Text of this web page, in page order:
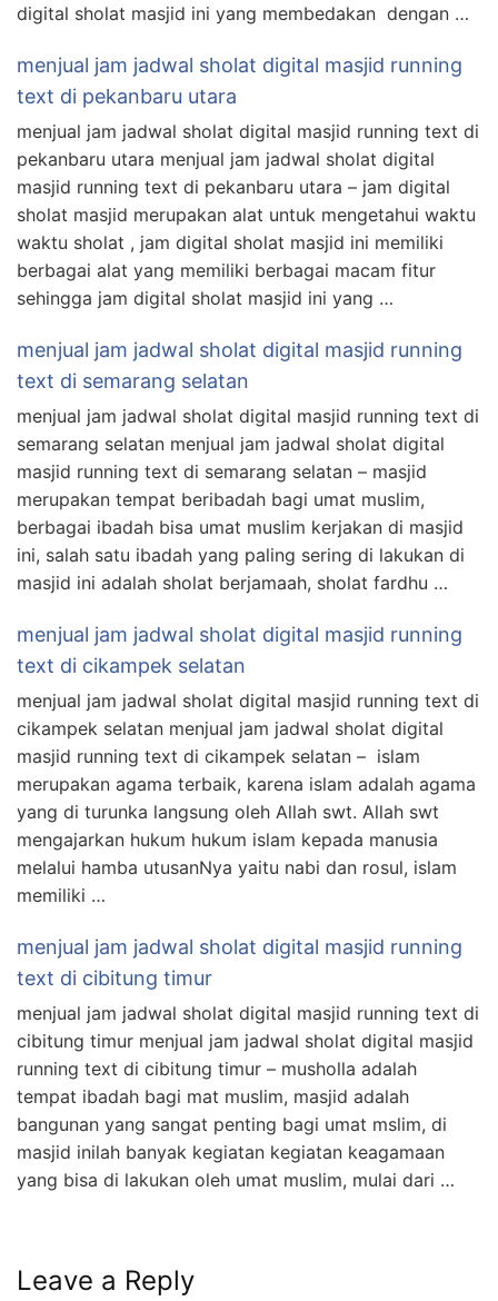
digital sholat masjid ini yang membedakan dengan …
menjual jam jadwal sholat digital masjid running
text di pekanbaru utara
menjual jam jadwal sholat digital masjid running text di
pekanbaru utara menjual jam jadwal sholat digital
masjid running text di pekanbaru utara – jam digital
sholat masjid merupakan alat untuk mengetahui waktu
waktu sholat , jam digital sholat masjid ini memiliki
berbagai alat yang memiliki berbagai macam fitur
sehingga jam digital sholat masjid ini yang …
menjual jam jadwal sholat digital masjid running
text di semarang selatan
menjual jam jadwal sholat digital masjid running text di
semarang selatan menjual jam jadwal sholat digital
masjid running text di semarang selatan – masjid
merupakan tempat beribadah bagi umat muslim,
berbagai ibadah bisa umat muslim kerjakan di masjid
ini, salah satu ibadah yang paling sering di lakukan di
masjid ini adalah sholat berjamaah, sholat fardhu …
menjual jam jadwal sholat digital masjid running
text di cikampek selatan
menjual jam jadwal sholat digital masjid running text di
cikampek selatan menjual jam jadwal sholat digital
masjid running text di cikampek selatan – islam
merupakan agama terbaik, karena islam adalah agama
yang di turunka langsung oleh Allah swt. Allah swt
mengajarkan hukum hukum islam kepada manusia
melalui hamba utusanNya yaitu nabi dan rosul, islam
memiliki …
menjual jam jadwal sholat digital masjid running
text di cibitung timur
menjual jam jadwal sholat digital masjid running text di
cibitung timur menjual jam jadwal sholat digital masjid
running text di cibitung timur – musholla adalah
tempat ibadah bagi mat muslim, masjid adalah
bangunan yang sangat penting bagi umat mslim, di
masjid inilah banyak kegiatan kegiatan keagamaan
yang bisa di lakukan oleh umat muslim, mulai dari …
Leave a Reply